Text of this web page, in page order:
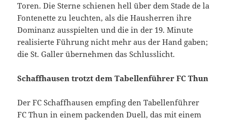
Toren. Die Sterne schienen hell über dem Stade de la
Fontenette zu leuchten, als die Hausherren ihre
Dominanz ausspielten und die in der 19. Minute
realisierte Führung nicht mehr aus der Hand gaben;
die St. Galler übernehmen das Schlusslicht.
Schaffhausen trotzt dem Tabellenführer FC Thun
Der FC Schaffhausen empfing den Tabellenführer
FC Thun in einem packenden Duell, das mit einem